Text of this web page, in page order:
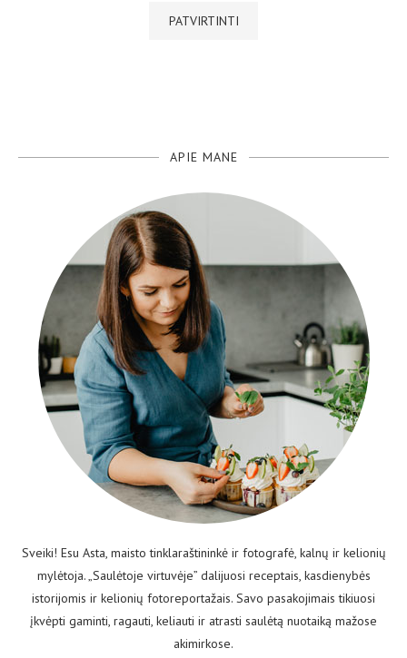
APIE MANE
Sveiki! Esu Asta, maisto tinklaraštininkė ir fotografė, kalnų ir kelionių
mylėtoja. „Saulėtoje virtuvėje” dalijuosi receptais, kasdienybės
istorijomis ir kelionių fotoreportažais. Savo pasakojimais tikiuosi
įkvėpti gaminti, ragauti, keliauti ir atrasti saulėtą nuotaiką mažose
akimirkose.